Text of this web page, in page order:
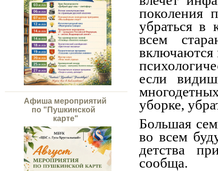
Афиша мероприятий
по "Пушкинской
карте"
поколения
убраться в
всем
включаются
если
уборке,
Большая
во всем
детства
сообща.